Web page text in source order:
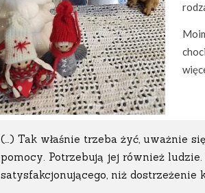
(…) Tak właśnie trzeba żyć, uważnie
pomocy. Potrzebują jej również
satysfakcjonującego, niż